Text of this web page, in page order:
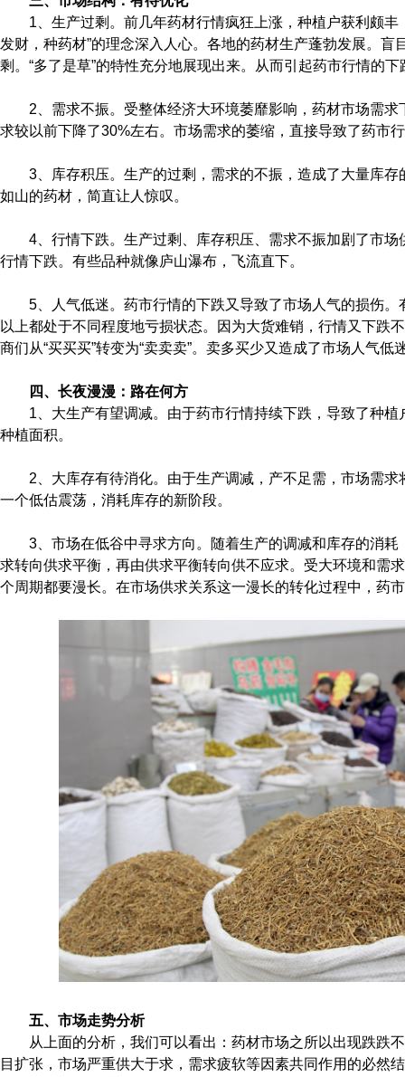
1、生产过剩。前几年药材行情疯狂上涨，种植户获利颇
发财，种药材”的理念深入人心。各地的药材生产蓬勃发展。
剩。“多了是草”的特性充分地展现出来。从而引起药市行情的下
2、需求不振。受整体经济大环境萎靡影响，药材市场需
求较以前下降了30%左右。市场需求的萎缩，直接导致了药市
3、库存积压。生产的过剩，需求的不振，造成了大量库
如山的药材，简直让人惊叹。
4、行情下跌。生产过剩、库存积压、需求不振加剧了市
行情下跌。有些品种就像庐山瀑布，飞流直下。
5、人气低迷。药市行情的下跌又导致了市场人气的损伤
以上都处于不同程度地亏损状态。因为大货难销，行情又下跌
商们从“买买买”转变为“卖卖卖”。卖多买少又造成了市场人气低
四、长夜漫漫：路在何方
1、大生产有望调减。由于药市行情持续下跌，导致了种
种植面积。
2、大库存有待消化。由于生产调减，产不足需，市场需
一个低估震荡，消耗库存的新阶段。
3、市场在低谷中寻求方向。随着生产的调减和库存的消
求转向供求平衡，再由供求平衡转向供不应求。受大环境和需
个周期都要漫长。在市场供求关系这一漫长的转化过程中，药
五、市场走势分析
从上面的分析，我们可以看出：药材市场之所以出现跌跌
目扩张，市场严重供大于求，需求疲软等因素共同作用的必然